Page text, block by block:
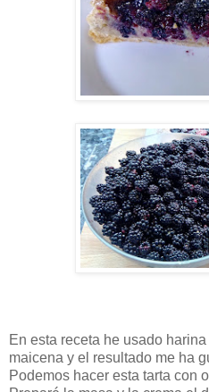
En esta receta he usado
maicena y el resultado me ha
Podemos hacer esta tarta con